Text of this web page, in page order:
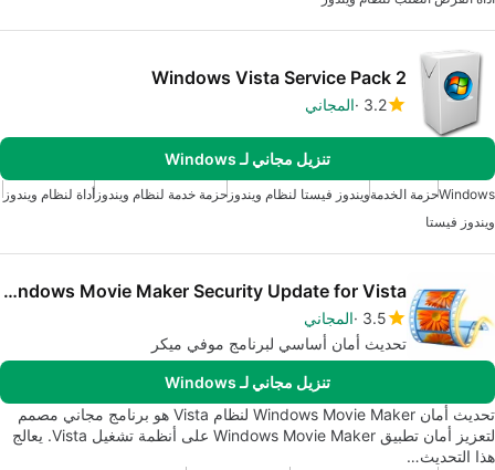
Windows Vista Service Pack 2
3.2 المجاني
تنزيل مجاني لـ Windows
Windowsحزمة الخدمةويندوز فيستا لنظام ويندوز حزمة خدمة لنظام ويندوز أداة لنظام ويندوز
ويندوز فيستا
Windows Movie Maker Security Update for Vista
3.5 المجاني
تحديث أمان أساسي لبرنامج موفي ميكر
تنزيل مجاني لـ Windows
تحديث أمان Windows Movie Maker لنظام Vista هو برنامج مجاني مصمم
لتعزيز أمان تطبيق Windows Movie Maker على أنظمة تشغيل Vista. يعالج
هذا التحديث…